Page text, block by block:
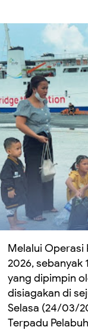
Melalui Operasi
2026, sebanyak
yang dipimpin
disiagakan di
Selasa (24/03/
Terpadu